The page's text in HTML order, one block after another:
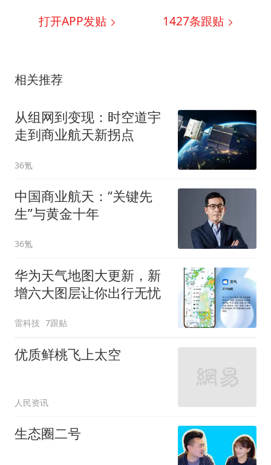
打开APP发贴 1427条跟贴
相关推荐
从组网到变现：时空道宇
走到商业航天新拐点
36氪
中国商业航天：“关键先
生”与黄金十年
36氪
华为天气地图大更新，新
增六大图层让你出行无忧
雷科技 7跟贴
优质鲜桃飞上太空
人民资讯
生态圈二号